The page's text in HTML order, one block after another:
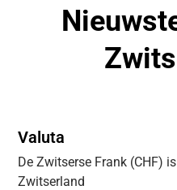
verhuizen naar
Praat met een
Leven in
Valuta
De Zwitserse Frank (CHF)
Zwitserland